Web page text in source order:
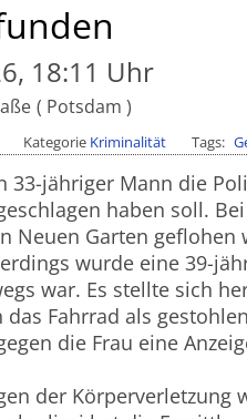
18:11 Uhr
Potsdam
Kategorie Kriminalität Tags
33-jähriger Mann die
haben soll.
Neuen Garten
wurde eine 39-
war. Es stellte sich
Fahrrad als
die Frau eine
der Körperverletzung